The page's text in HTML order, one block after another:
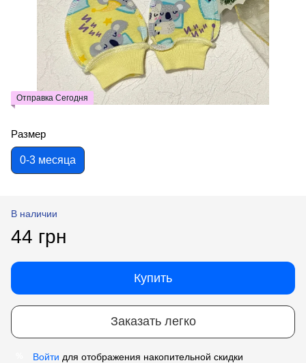
Отправка Сегодня
Размер
0-3 месяца
В наличии
44 грн
Купить
Заказать легко
Войти для отображения накопительной скидки